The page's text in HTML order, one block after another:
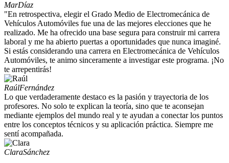
MarDíaz
"En retrospectiva, elegir el Grado Medio de Electromecánica de
Vehículos Automóviles fue una de las mejores elecciones que he
realizado. Me ha ofrecido una base segura para construir mi carrera
laboral y me ha abierto puertas a oportunidades que nunca imaginé.
Si estás considerando una carrera en Electromecánica de Vehículos
Automóviles, te animo sinceramente a investigar este programa. ¡No
te arrepentirás!
RaúlFernández
Lo que verdaderamente destaco es la pasión y trayectoria de los
profesores. No solo te explican la teoría, sino que te aconsejan
mediante ejemplos del mundo real y te ayudan a conectar los puntos
entre los conceptos técnicos y su aplicación práctica. Siempre me
sentí acompañada.
ClaraSánchez